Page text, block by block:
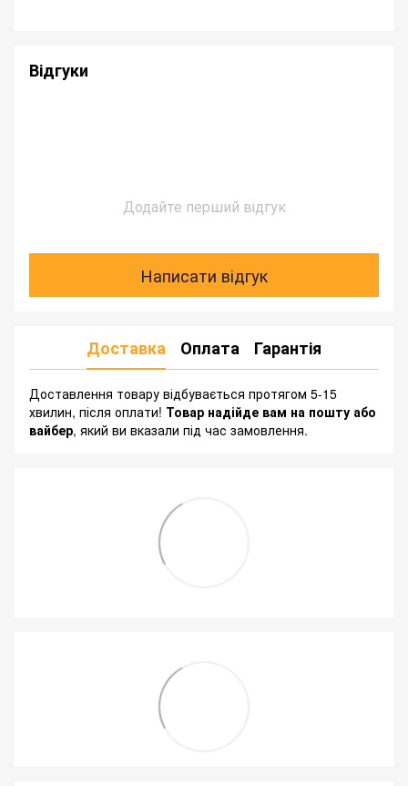
Відгуки
Додайте перший відгук
Написати відгук
Доставка Оплата Гарантія
Доставлення товару відбувається протягом 5-15
хвилин, після оплати! Товар надійде вам на пошту або
вайбер, який ви вказали під час замовлення.